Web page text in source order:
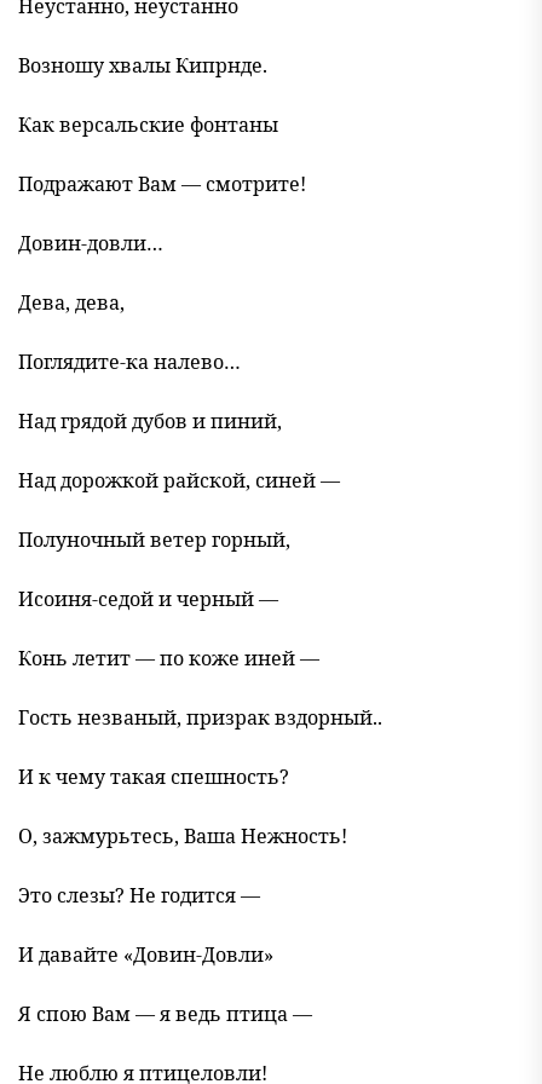
Неустанно, неустанно
Возношу хвалы Кипрнде.
Как версальские фонтаны
Подражают Вам — смотрите!
Довин-довли…
Дева, дева,
Поглядите-ка налево…
Над грядой дубов и пиний,
Над дорожкой райской, синей —
Полуночный ветер горный,
Исоиня-седой и черный —
Конь летит — по коже иней —
Гость незваный, призрак вздорный..
И к чему такая спешность?
О, зажмурьтесь, Ваша Нежность!
Это слезы? Не годится —
И давайте «Довин-Довли»
Я спою Вам — я ведь птица —
Не люблю я птицеловли!